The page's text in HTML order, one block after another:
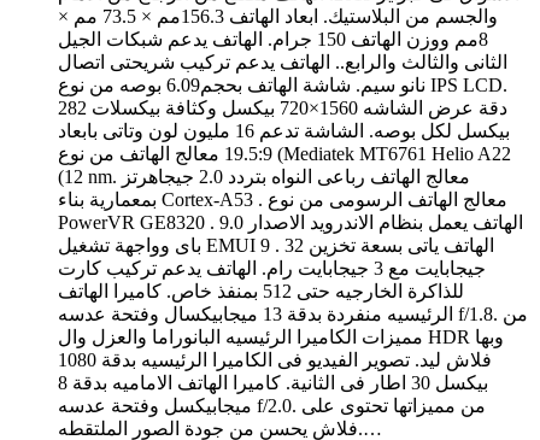
والجسم من البلاستيك. ابعاد الهاتف 156.3مم × 73.5 مم ×
8مم ووزن الهاتف 150 جرام. الهاتف يدعم شبكات الجيل
الثانى والثالث والرابع.. الهاتف يدعم تركيب شريحتى اتصال
نانو سيم. شاشة الهاتف بحجم6.09 بوصه من نوع IPS LCD.
دقة عرض الشاشه 1560×720 بيكسل وكثافة بيكسلات 282
بيكسل لكل بوصه. الشاشة تدعم 16 مليون لون وتاتى بابعاد
19.5:9 معالج الهاتف من نوع (Mediatek MT6761 Helio A22
(12 nm. معالج الهاتف رباعى النواه بتردد 2.0 جيجاهرتز
بمعمارية بناء Cortex-A53 . معالج الهاتف الرسومى من نوع
PowerVR GE8320 . الهاتف يعمل بنظام الاندرويد الاصدار 9.0
باى وواجهة تشغيل EMUI 9 . الهاتف ياتى بسعة تخزين 32
جيجابايت مع 3 جيجابايت رام. الهاتف يدعم تركيب كارت
للذاكرة الخارجيه حتى 512 بمنفذ خاص. كاميرا الهاتف
الرئيسيه منفردة بدقة 13 ميجابيكسال وفتحة عدسه f/1.8. من
مميزات الكاميرا الرئيسيه البانوراما والعزل وال HDR وبها
فلاش ليد. تصوير الفيديو فى الكاميرا الرئيسيه بدقة 1080
بيكسل 30 اطار فى الثانية. كاميرا الهاتف الاماميه بدقة 8
ميجابيكسل وفتحة عدسه f/2.0. من مميزاتها تحتوى على
فلاش يحسن من جودة الصور الملتقطه.…